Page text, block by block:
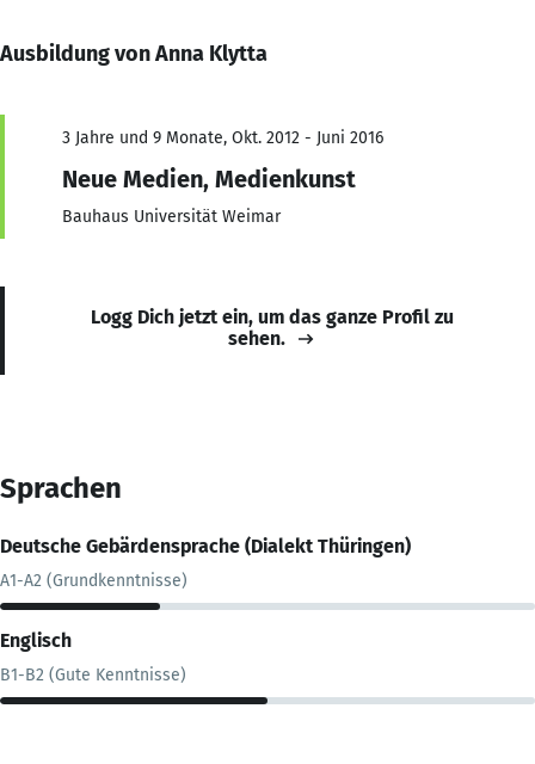
Ausbildung von Anna Klytta
3 Jahre und 9 Monate, Okt. 2012 - Juni 2016
Neue Medien, Medienkunst
Bauhaus Universität Weimar
Logg Dich jetzt ein, um das ganze Profil zu
sehen.
Sprachen
Deutsche Gebärdensprache (Dialekt Thüringen)
A1-A2 (Grundkenntnisse)
Englisch
B1-B2 (Gute Kenntnisse)